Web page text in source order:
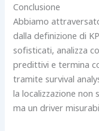
Conclusione
Abbiamo
dalla definizione di
sofisticati, analizza
predittivi e termina
tramite survival
la localizzazione non
ma un driver